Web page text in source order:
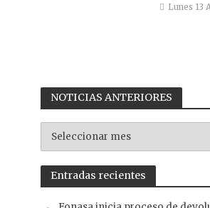
Lunes 13
NOTICIAS ANTERIORES
ANTERIORES
Entradas recientes